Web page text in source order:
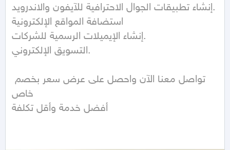
إنشاء تطبيقات الجوال الاحترافية للآيفون والاندرويد.
استضافة المواقع الإلكترونية
إنشاء الإيميلات الرسمية للشركات.
التسويق الإلكتروني.
خاص
أفضل خدمة وأقل تكلفة